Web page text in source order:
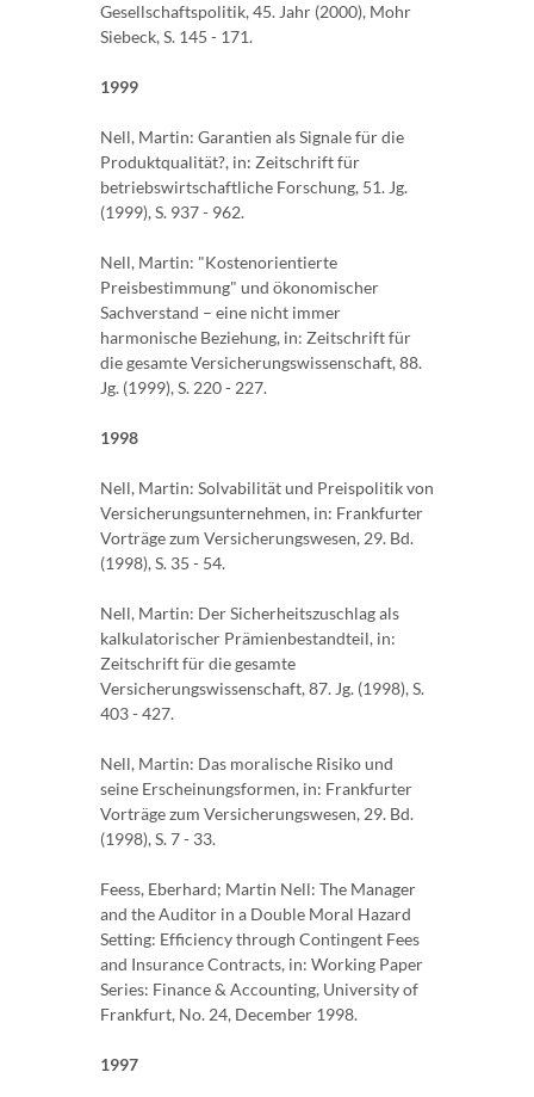
Gesellschaftspolitik, 45. Jahr (2000), Mohr
Siebeck, S. 145 - 171.
1999
Nell, Martin: Garantien als Signale für die
Produktqualität?, in: Zeitschrift für
betriebswirtschaftliche Forschung, 51. Jg.
(1999), S. 937 - 962.
Nell, Martin: "Kostenorientierte
Preisbestimmung" und ökonomischer
Sachverstand – eine nicht immer
harmonische Beziehung, in: Zeitschrift für
die gesamte Versicherungswissenschaft, 88.
Jg. (1999), S. 220 - 227.
1998
Nell, Martin: Solvabilität und Preispolitik von
Versicherungsunternehmen, in: Frankfurter
Vorträge zum Versicherungswesen, 29. Bd.
(1998), S. 35 - 54.
Nell, Martin: Der Sicherheitszuschlag als
kalkulatorischer Prämienbestandteil, in:
Zeitschrift für die gesamte
Versicherungswissenschaft, 87. Jg. (1998), S.
403 - 427.
Nell, Martin: Das moralische Risiko und
seine Erscheinungsformen, in: Frankfurter
Vorträge zum Versicherungswesen, 29. Bd.
(1998), S. 7 - 33.
Feess, Eberhard; Martin Nell: The Manager
and the Auditor in a Double Moral Hazard
Setting: Efficiency through Contingent Fees
and Insurance Contracts, in: Working Paper
Series: Finance & Accounting, University of
Frankfurt, No. 24, December 1998.
1997